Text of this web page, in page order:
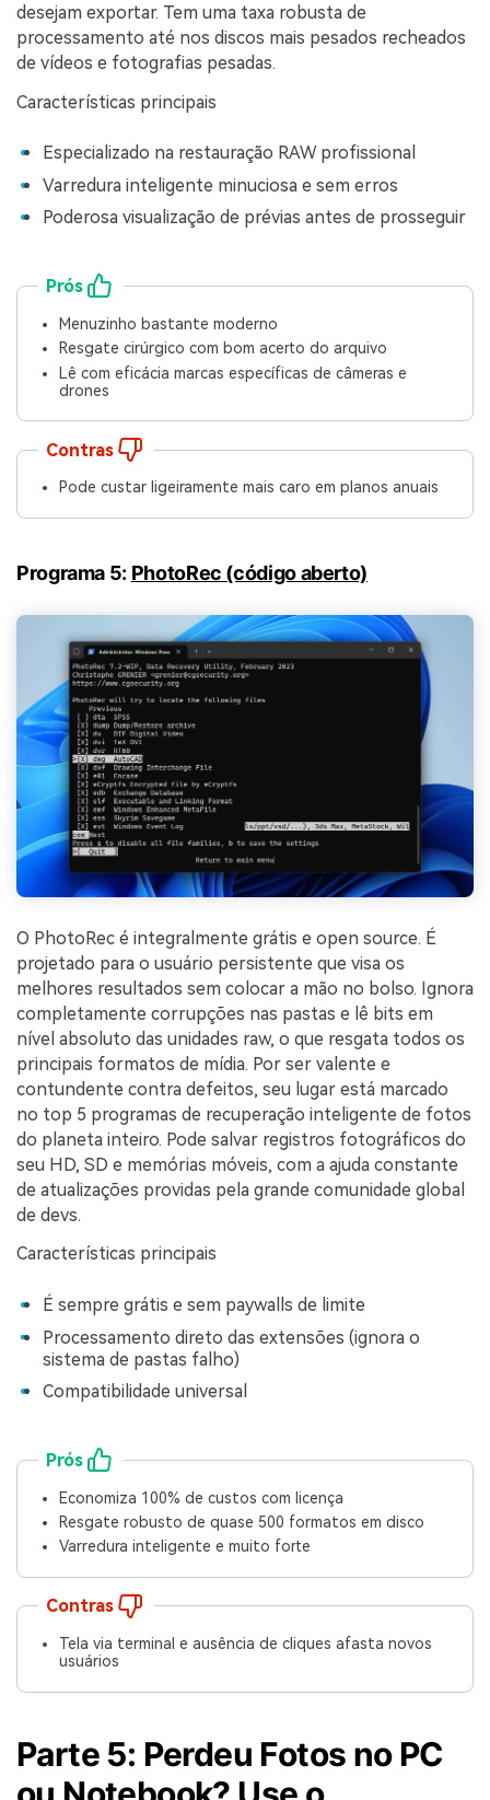
desejam exportar. Tem uma taxa robusta de
processamento até nos discos mais pesados recheados
de vídeos e fotografias pesadas.
Características principais
Especializado na restauração RAW profissional
Varredura inteligente minuciosa e sem erros
Poderosa visualização de prévias antes de prosseguir
Prós
Menuzinho bastante moderno
Resgate cirúrgico com bom acerto do arquivo
Lê com eficácia marcas específicas de câmeras e
drones
Contras
Pode custar ligeiramente mais caro em planos anuais
Programa 5: PhotoRec (código aberto)
O PhotoRec é integralmente grátis e open source. É
projetado para o usuário persistente que visa os
melhores resultados sem colocar a mão no bolso. Ignora
completamente corrupções nas pastas e lê bits em
nível absoluto das unidades raw, o que resgata todos os
principais formatos de mídia. Por ser valente e
contundente contra defeitos, seu lugar está marcado
no top 5 programas de recuperação inteligente de fotos
do planeta inteiro. Pode salvar registros fotográficos do
seu HD, SD e memórias móveis, com a ajuda constante
de atualizações providas pela grande comunidade global
de devs.
Características principais
É sempre grátis e sem paywalls de limite
Processamento direto das extensões (ignora o
sistema de pastas falho)
Compatibilidade universal
Prós
Economiza 100% de custos com licença
Resgate robusto de quase 500 formatos em disco
Varredura inteligente e muito forte
Contras
Tela via terminal e ausência de cliques afasta novos
usuários
Parte 5: Perdeu Fotos no PC